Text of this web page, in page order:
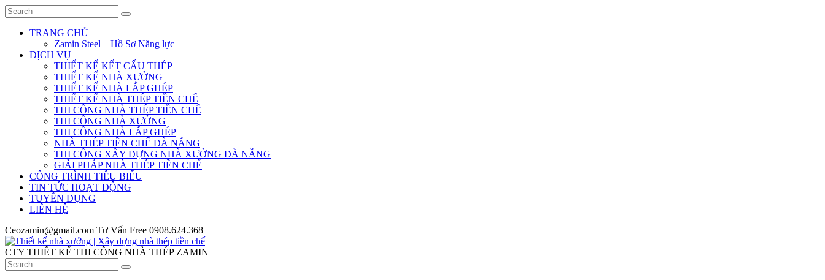
TRANG CHỦ
Zamin Steel – Hồ Sơ Năng lực
DỊCH VỤ
THIẾT KẾ KẾT CẤU THÉP
THIẾT KẾ NHÀ XƯỞNG
THIẾT KẾ NHÀ LẮP GHÉP
THIẾT KẾ NHÀ THÉP TIỀN CHẾ
THI CÔNG NHÀ THÉP TIỀN CHẾ
THI CÔNG NHÀ XƯỞNG
THI CÔNG NHÀ LẮP GHÉP
NHÀ THÉP TIỀN CHẾ ĐÀ NẴNG
THI CÔNG XÂY DỰNG NHÀ XƯỞNG ĐÀ NẴNG
GIẢI PHÁP NHÀ THÉP TIỀN CHẾ
CÔNG TRÌNH TIÊU BIỂU
TIN TỨC HOẠT ĐỘNG
TUYỂN DỤNG
LIÊN HỆ
Ceozamin@gmail.com Tư Vấn Free 0908.624.368
CTY THIẾT KẾ THI CÔNG NHÀ THÉP ZAMIN